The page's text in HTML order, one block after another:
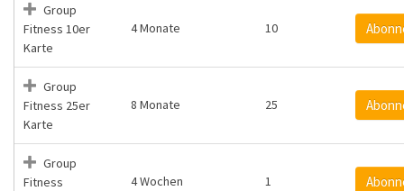
Group
Fitness 10er
Karte
4 Monate 10
Group
Fitness 25er
Karte
8 Monate 25
Group
Fitness
4 Wochen 1